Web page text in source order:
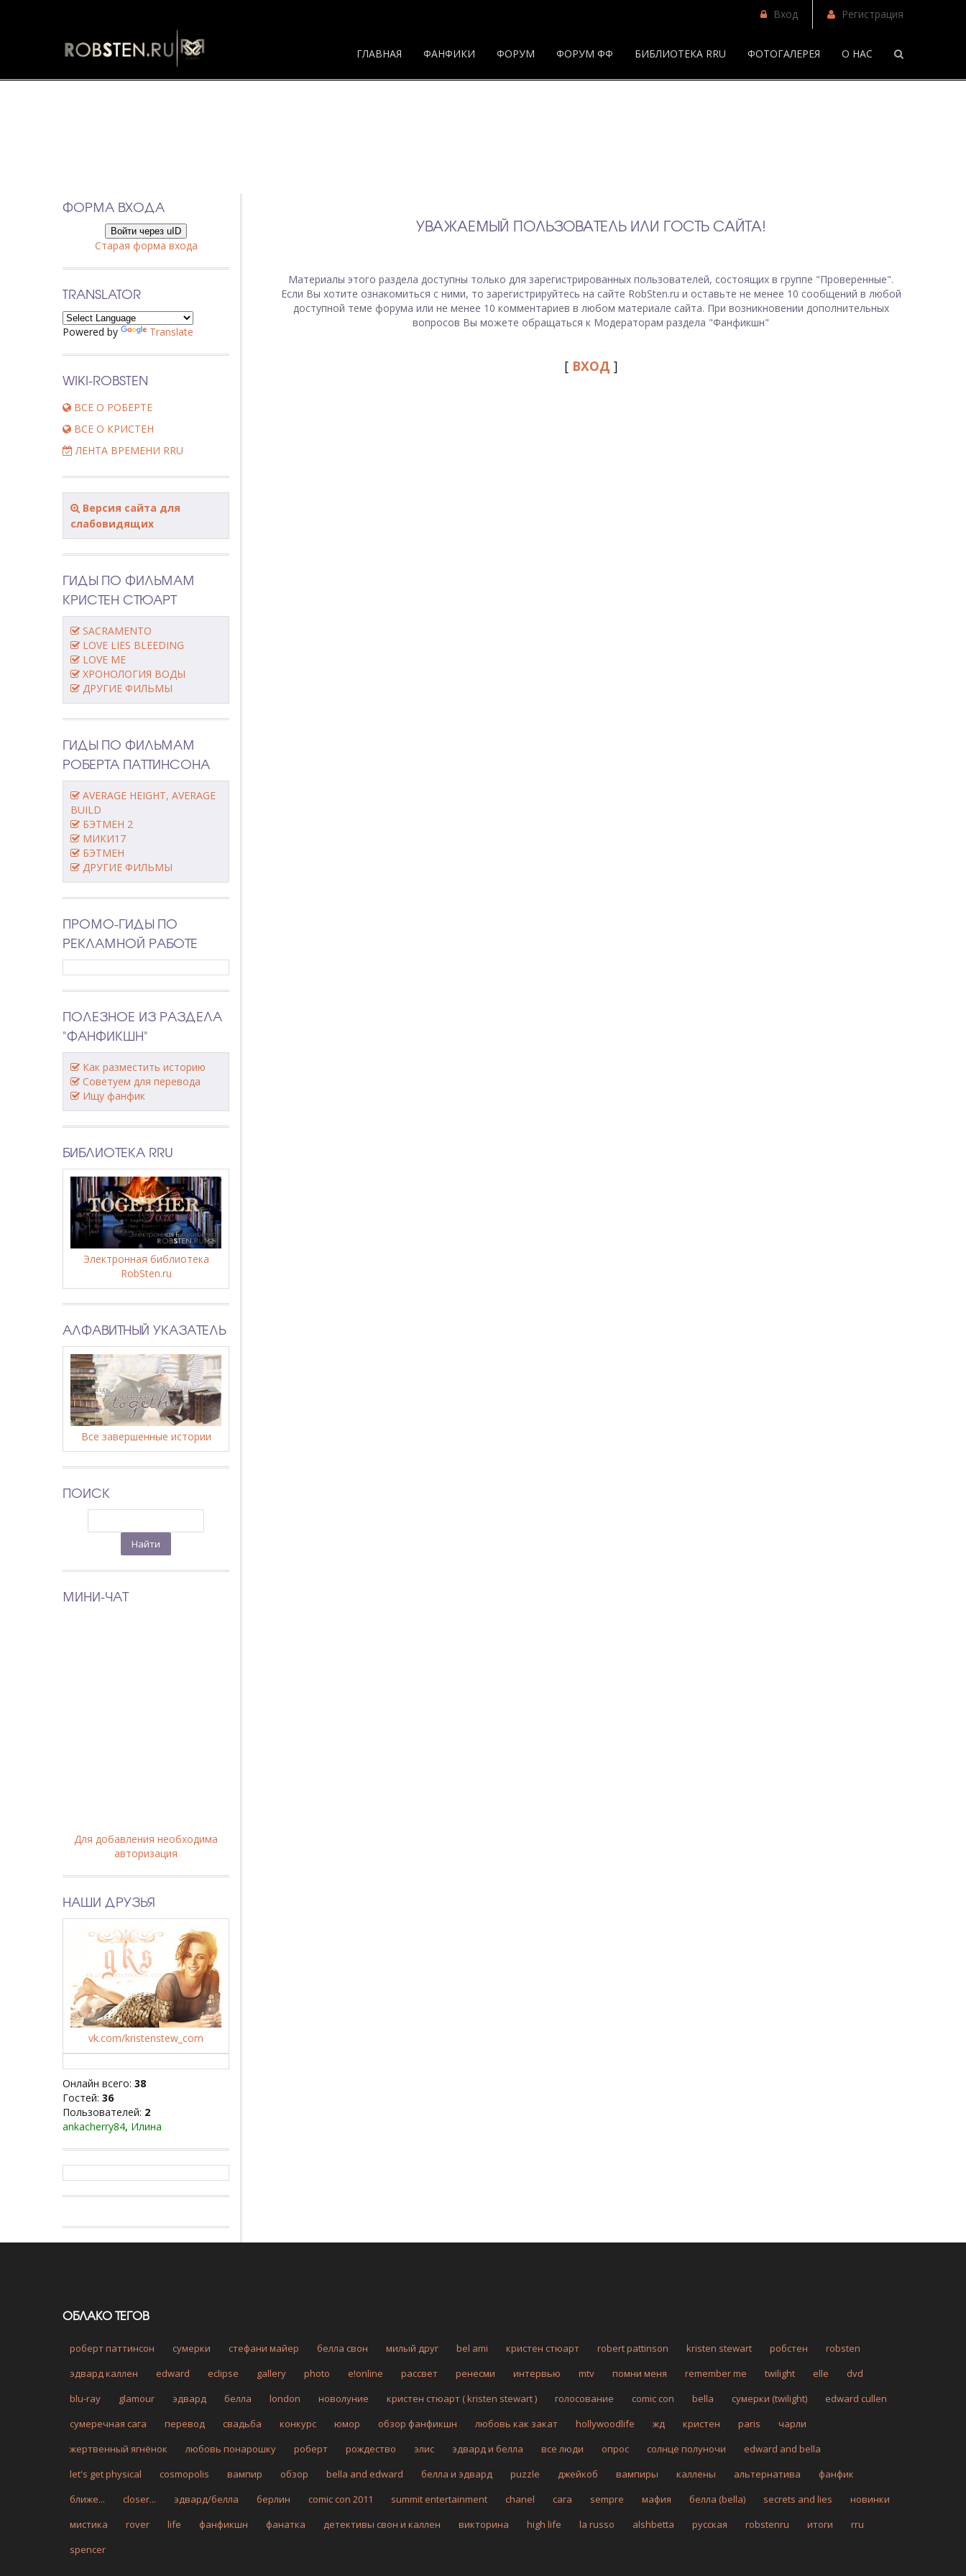
Вход Регистрация
ГЛАВНАЯ ФАНФИКИ ФОРУМ ФОРУМ ФФ БИБЛИОТЕКА RRU ФОТОГАЛЕРЕЯ О НАС
УВАЖАЕМЫЙ ПОЛЬЗОВАТЕЛЬ ИЛИ ГОСТЬ САЙТА!
Материалы этого раздела доступны только для зарегистрированных пользователей, состоящих в группе "Проверенные".
Если Вы хотите ознакомиться с ними, то зарегистрируйтесь на сайте RobSten.ru и оставьте не менее 10 сообщений в любой
доступной теме форума или не менее 10 комментариев в любом материале сайта. При возникновении дополнительных
вопросов Вы можете обращаться к Модераторам раздела "Фанфикшн"
[ ВХОД ]
ФОРМА ВХОДА
Войти через uID
Старая форма входа
TRANSLATOR
Powered by Translate
WIKI-ROBSTEN
ВСЕ О РОБЕРТЕ
ВСЕ О КРИСТЕН
ЛЕНТА ВРЕМЕНИ RRU
Версия сайта для
слабовидящих
ГИДЫ ПО ФИЛЬМАМ
КРИСТЕН СТЮАРТ
SACRAMENTO
LOVE LIES BLEEDING
LOVE ME
ХРОНОЛОГИЯ ВОДЫ
ДРУГИЕ ФИЛЬМЫ
ГИДЫ ПО ФИЛЬМАМ
РОБЕРТА ПАТТИНСОНА
AVERAGE HEIGHT, AVERAGE
BUILD
БЭТМЕН 2
МИКИ17
БЭТМЕН
ДРУГИЕ ФИЛЬМЫ
ПРОМО-ГИДЫ ПО
РЕКЛАМНОЙ РАБОТЕ
ПОЛЕЗНОЕ ИЗ РАЗДЕЛА
"ФАНФИКШН"
Как разместить историю
Советуем для перевода
Ищу фанфик
БИБЛИОТЕКА RRU
Электронная библиотека
RobSten.ru
АЛФАВИТНЫЙ УКАЗАТЕЛЬ
Все завершенные истории
ПОИСК
МИНИ-ЧАТ
Для добавления необходима
авторизация
НАШИ ДРУЗЬЯ
vk.com/kristenstew_com
Онлайн всего: 38
Гостей: 36
Пользователей: 2
ankacherry84, Илина
ОБЛАКО ТЕГОВ
роберт паттинсон сумерки стефани майер белла свон милый друг bel ami кристен стюарт robert pattinson kristen stewart робстен
robsten
эдвард каллен
edward eclipse gallery photo e!online рассвет ренесми интервью mtv помни меня remember me twilight elle
dvd
blu-ray
glamour эдвард белла london новолуние кристен стюарт ( kristen stewart ) голосование comic con bella сумерки (twilight)
edward cullen
сумеречная сага
перевод свадьба конкурс юмор обзор фанфикшн любовь как закат hollywoodlife жд кристен paris
чарли
жертвенный ягнёнок
любовь понарошку роберт рождество элис эдвард и белла все люди опрос солнце полуночи
edward and bella
let's get physical
cosmopolis вампир обзор bella and edward белла и эдвард puzzle джейкоб вампиры каллены альтернатива
фанфик
ближе...
closer... эдвард/белла берлин comic con 2011 summit entertainment chanel сага sempre мафия белла (bella) secrets and lies
новинки
мистика
rover life фанфикшн фанатка детективы свон и каллен викторина high life la russo alshbetta русская robstenru итоги
rru
spencer